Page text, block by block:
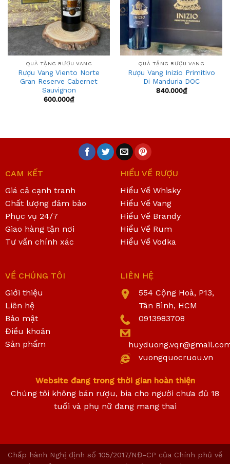
QUÀ TẶNG RƯỢU VANG
Rượu Vang Viento Norte
Gran Reserve Cabernet
Sauvignon
600.000₫
QUÀ TẶNG RƯỢU VANG
Rượu Vang Inizio Primitivo
Di Manduria DOC
840.000₫
CAM KẾT
Giá cả cạnh tranh
Chất lượng đảm bảo
Phục vụ 24/7
Giao hàng tận nơi
Tư vấn chính xác
HIỂU VỀ RƯỢU
Hiểu Về Whisky
Hiểu Về Vang
Hiểu Về Brandy
Hiểu Về Rum
Hiểu Về Vodka
VỀ CHÚNG TÔI
Giới thiệu
Liên hệ
Bảo mật
Điều khoản
Sản phẩm
LIÊN HỆ
554 Cộng Hoà, P13,
Tân Bình, HCM
0913983708
vuongquocruou.vn
Website đang trong thời gian hoàn thiện
Chúng tôi không bán rượu, bia cho người chưa đủ 18
tuổi và phụ nữ đang mang thai
Chấp hành Nghị định số 105/2017/NĐ-CP của Chính phủ về